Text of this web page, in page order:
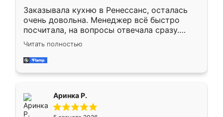
Заказывала кухню в Ренессанс, осталась
очень довольна. Менеджер всё быстро
посчитала, на вопросы отвечала сразу.
Замерщик приехал в субботу, подошёл к
делу со всей ответственностью. Собрали
за день, ребята работали аккуратно, даже
Читать полностью
Аринка Р.